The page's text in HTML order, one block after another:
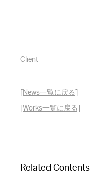
Client
[News一覧に戻る]
[Works一覧に戻る]
Related Contents